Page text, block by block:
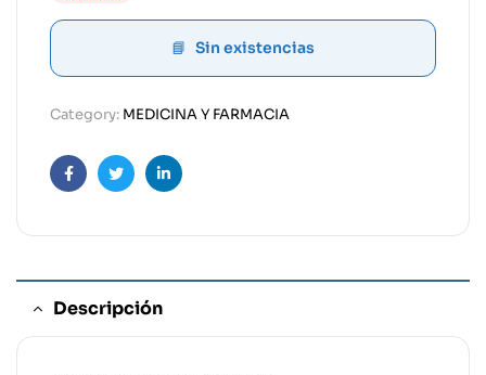
Sin existencias
Category: MEDICINA Y FARMACIA
FacebookTwitterLinkedin
Descripción